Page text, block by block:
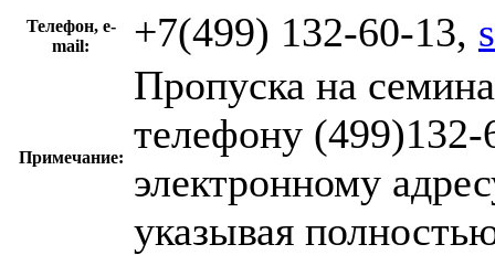
Телефон, e-
mail:
+7(499) 132-60-13,
Примечание:
Пропуска на
телефону
электронному
указывая